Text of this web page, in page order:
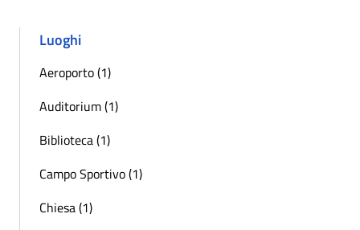
Luoghi
Aeroporto (1)
Auditorium (1)
Biblioteca (1)
Campo Sportivo (1)
Chiesa (1)